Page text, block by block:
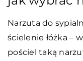
Narzuta do
ścielenie łóżka –
pościel taką